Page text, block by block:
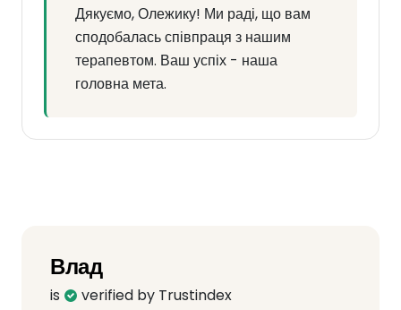
Дякуємо, Олежику! Ми раді, що вам
сподобалась співпраця з нашим
терапевтом. Ваш успіх - наша
головна мета.
Влад
is verified by Trustindex